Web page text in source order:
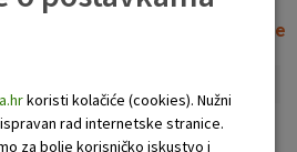
bankomata Očisti filtere
Poslovnica
koristi kolačiće (cookies). Nužni
rad internetske stranice.
za bolje korisničko iskustvo i